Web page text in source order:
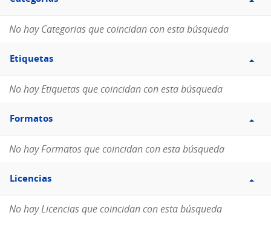
Categorias
No hay Categorias que coincidan con esta búsqueda
Filtro
Etiquetas
Etiquetas
No hay Etiquetas que coincidan con esta búsqueda
Filtro
Formatos
Formatos
No hay Formatos que coincidan con esta búsqueda
Filtro
Licencias
Licencias
No hay Licencias que coincidan con esta búsqueda